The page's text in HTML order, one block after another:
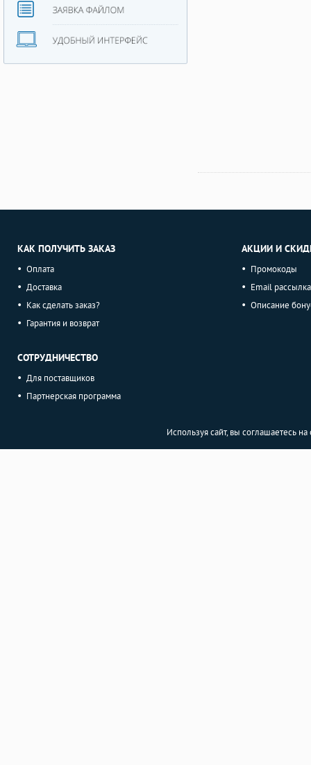
КАК ПОЛУЧИТЬ ЗАКАЗ
Оплата
Доставка
Как сделать заказ?
Гарантия и возврат
СОТРУДНИЧЕСТВО
Для поставщиков
Партнерская программа
АКЦИИ И
Промокоды
Email рассылка
Описание
Используя сайт, вы соглашаетесь